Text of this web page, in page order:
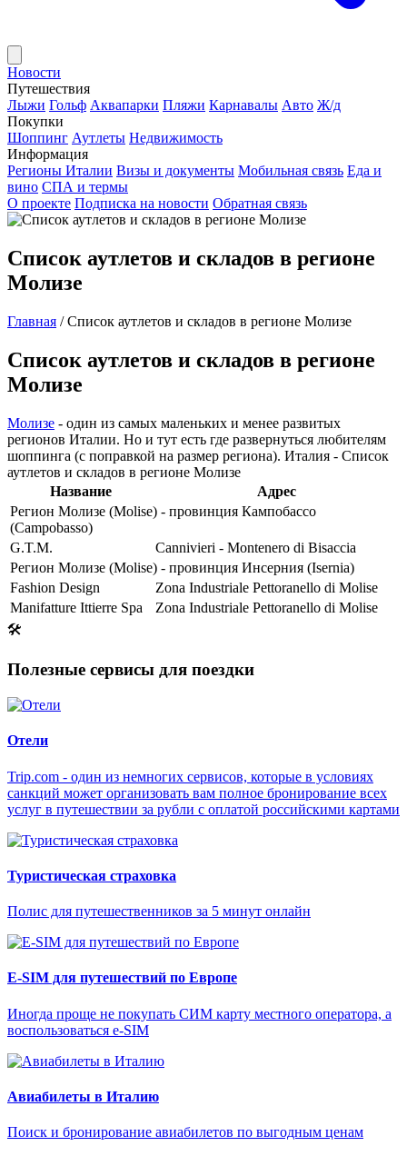
Новости
Путешествия
Лыжи Гольф Аквапарки Пляжи Карнавалы Авто Ж/д
Покупки
Шоппинг Аутлеты Недвижимость
Информация
Регионы Италии Визы и документы Мобильная связь Еда и
вино СПА и термы
О проекте Подписка на новости Обратная связь
Список аутлетов и складов в регионе
Молизе
Главная / Список аутлетов и складов в регионе Молизе
Список аутлетов и складов в регионе
Молизе
Молизе - один из самых маленьких и менее развитых
регионов Италии. Но и тут есть где развернуться любителям
шоппинга (с поправкой на размер региона). Италия - Список
аутлетов и складов в регионе Молизе
Название
Адрес
Регион Молизе (Molise) - провинция Кампобассо
(Campobasso)
G.T.M.
Cannivieri - Montenero di Bisaccia
Регион Молизе (Molise) - провинция Инсерния (Isernia)
Fashion Design
Zona Industriale Pettoranello di Molise
Manifatture Ittierre Spa
Zona Industriale Pettoranello di Molise
🛠
Полезные сервисы для поездки
Отели
Trip.com - один из немногих сервисов, которые в условиях
санкций может организовать вам полное бронирование всех
услуг в путешествии за рубли с оплатой российскими картами
Туристическая страховка
Полис для путешественников за 5 минут онлайн
E-SIM для путешествий по Европе
Иногда проще не покупать СИМ карту местного оператора, а
воспользоваться e-SIM
Авиабилеты в Италию
Поиск и бронирование авиабилетов по выгодным ценам